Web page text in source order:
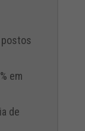
postos
em
de